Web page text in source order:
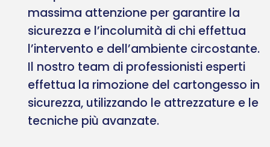
massima attenzione per garantire la
sicurezza e l’incolumità di chi effettua
l’intervento e dell’ambiente circostante.
Il nostro team di professionisti esperti
effettua la rimozione del cartongesso in
sicurezza, utilizzando le attrezzature e le
tecniche più avanzate.